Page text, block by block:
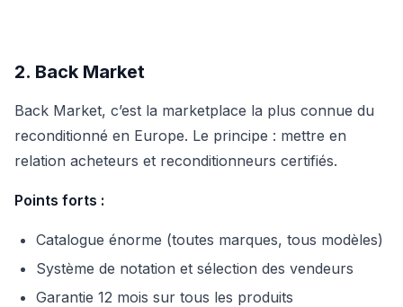
2. Back Market
Back Market, c’est la marketplace la plus connue du
reconditionné en Europe. Le principe : mettre en
relation acheteurs et reconditionneurs certifiés.
Points forts :
Catalogue énorme (toutes marques, tous modèles)
Système de notation et sélection des vendeurs
Garantie 12 mois sur tous les produits